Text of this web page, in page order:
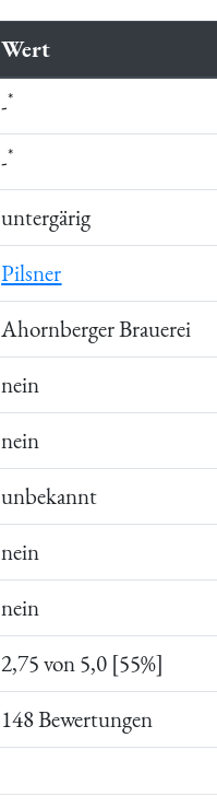
Wert
-*
-*
untergärig
Pilsner
Ahornberger Brauerei
nein
nein
unbekannt
nein
nein
2,75 von 5,0 [55%]
148 Bewertungen